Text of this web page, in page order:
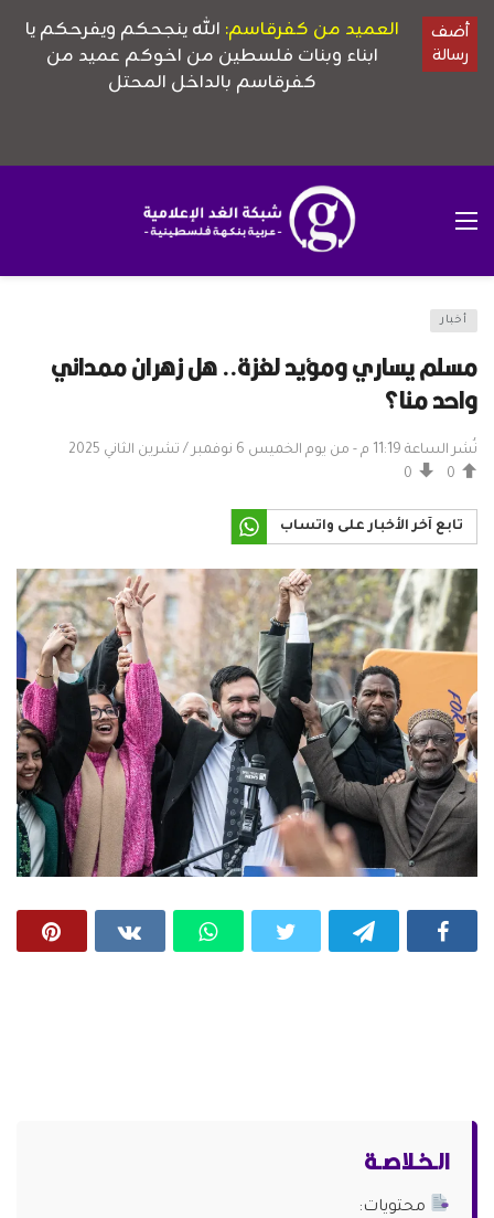
أخبار
مسلم يساري ومؤيد لغزة.. هل زهران ممداني
واحد منا؟
نُشر الساعة 11:19 م - من يوم الخميس 6 نوفمبر / تشرين الثاني 2025
0
0
تابع آخر الأخبار على واتساب
الـخـلاصـة
محتويات: